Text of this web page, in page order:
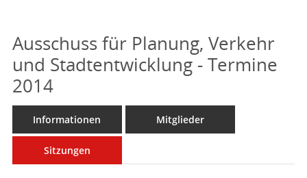
Ausschuss für Planung, Verkehr
und Stadtentwicklung - Termine
2014
Informationen Mitglieder
Sitzungen